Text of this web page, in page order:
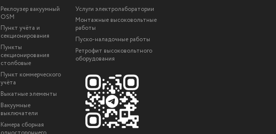
Реклоузер вакуумный
OSM
Пункт учёта и
секционирования
Пункты
секционирования
столбовые
Пункт коммерческого
учёта
Выкатные элементы
Вакуумные
выключатели
Камера сборная
Услуги электролаборатории
Монтажные высоковольтные
работы
Пуско-наладочные работы
Ретрофит высоковольтного
оборудования